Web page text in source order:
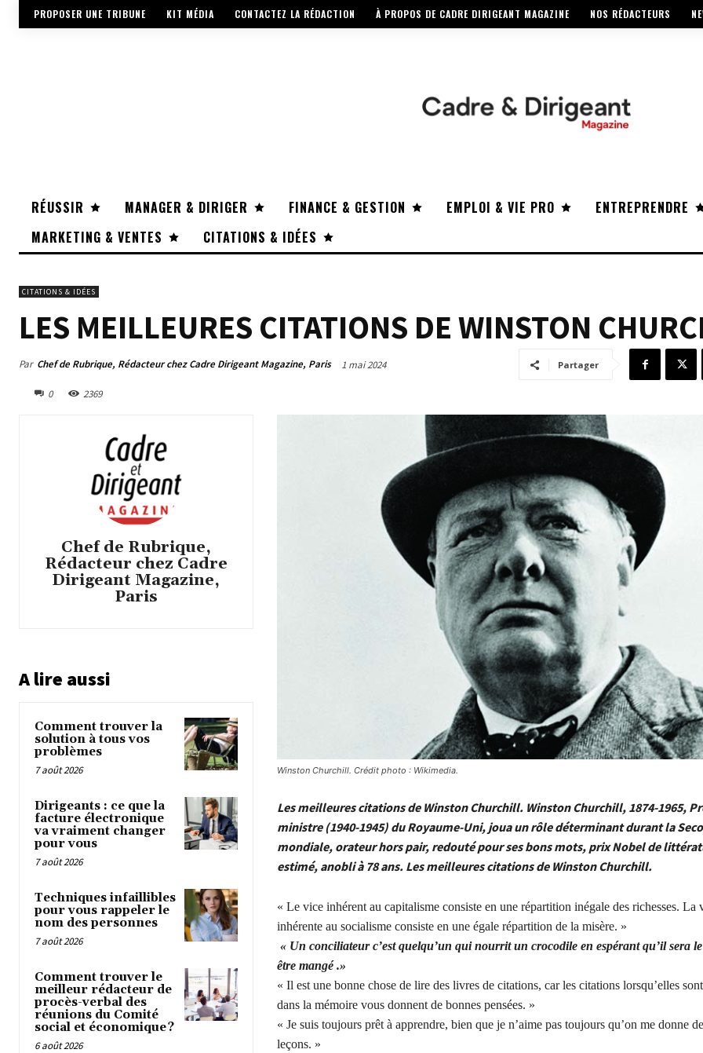
PROPOSER UNE TRIBUNE KIT MÉDIA CONTACTEZ LA RÉDACTION À PROPOS DE CADRE DIRIGEANT MAGAZINE NOS RÉDACTEURS
RÉUSSIR MANAGER & DIRIGER FINANCE & GESTION EMPLOI & VIE PRO ENTREPRENDRE
MARKETING & VENTES
CITATIONS & IDÉES
CITATIONS & IDÉES
LES MEILLEURES CITATIONS DE WINSTON
Par Chef de Rubrique, Rédacteur chez Cadre Dirigeant Magazine, Paris 1 mai 2024
0 2369
Partager
Chef de Rubrique,
Rédacteur chez Cadre
Dirigeant Magazine,
Paris
A lire aussi
Comment trouver la
solution à tous vos
problèmes
7 août 2026
Dirigeants : ce que la
facture électronique
va vraiment changer
pour vous
7 août 2026
Techniques infaillibles
pour vous rappeler le
nom des personnes
7 août 2026
Comment trouver le
meilleur rédacteur de
procès-verbal des
réunions du Comité
social et économique ?
6 août 2026
Winston Churchill. Crédit photo : Wikimedia.
Les meilleures citations de Winston Churchill. Winston Churchill, 1874-1965,
ministre (1940-1945) du Royaume-Uni, joua un rôle déterminant durant la
mondiale, orateur hors pair, redouté pour ses bons mots, prix Nobel de
estimé, anobli à 78 ans. Les meilleures citations de Winston Churchill.
« Le vice inhérent au capitalisme consiste en une répartition inégale des richesses. La
inhérente au socialisme consiste en une égale répartition de la misère. »
« Un conciliateur c’est quelqu’un qui nourrit un crocodile en espérant qu’il sera
être mangé .»
« Il est une bonne chose de lire des livres de citations, car les citations lorsqu’elles
dans la mémoire vous donnent de bonnes pensées. »
« Je suis toujours prêt à apprendre, bien que je n’aime pas toujours qu’on me donne
leçons. »